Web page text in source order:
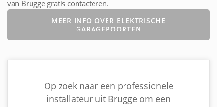
van Brugge gratis contacteren.
MEER INFO OVER ELEKTRISCHE
GARAGEPOORTEN
Op zoek naar een professionele
installateur uit Brugge om een